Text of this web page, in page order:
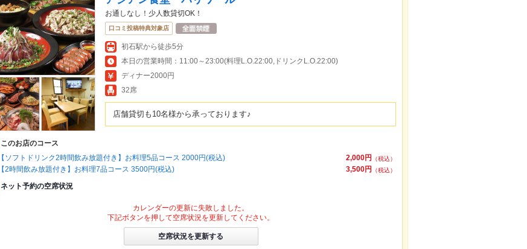
お通しなし！少人数貸切OK！
口コミ投稿特典対象店
初石駅から徒歩5分
本日の営業時間：11:00～23:00(料理L.O.22:00,ドリンクL.O.22:00)
ディナー2000円
32席
店舗貸切も10名様から承っております♪
このお店のコース
2,000円
（税込）
【ソフトドリンク2時間飲み放題付き】お料理5品コース 2000円(税込)
3,500円
（税込）
【2時間飲み放題付き】お料理7品コース 3500円(税込)
ネット予約の空席状況
カレンダーの更新に失敗しました。
下記ボタンを押して空席状況を更新してください。
空席状況を更新する